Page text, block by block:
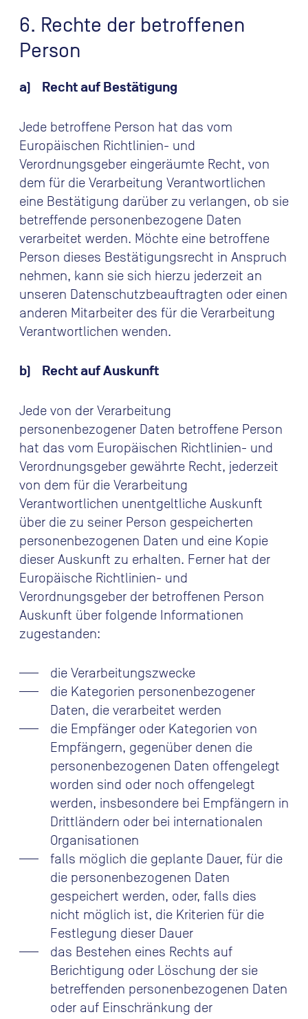
6. Rechte der betroffenen
Person
a) Recht auf Bestätigung
Jede betroffene Person hat das vom
Europäischen Richtlinien- und
Verordnungsgeber eingeräumte Recht, von
dem für die Verarbeitung Verantwortlichen
eine Bestätigung darüber zu verlangen, ob sie
betreffende personenbezogene Daten
verarbeitet werden. Möchte eine betroffene
Person dieses Bestätigungsrecht in Anspruch
nehmen, kann sie sich hierzu jederzeit an
unseren Datenschutzbeauftragten oder einen
anderen Mitarbeiter des für die Verarbeitung
Verantwortlichen wenden.
b) Recht auf Auskunft
Jede von der Verarbeitung
personenbezogener Daten betroffene Person
hat das vom Europäischen Richtlinien- und
Verordnungsgeber gewährte Recht, jederzeit
von dem für die Verarbeitung
Verantwortlichen unentgeltliche Auskunft
über die zu seiner Person gespeicherten
personenbezogenen Daten und eine Kopie
dieser Auskunft zu erhalten. Ferner hat der
Europäische Richtlinien- und
Verordnungsgeber der betroffenen Person
Auskunft über folgende Informationen
zugestanden:
die Verarbeitungszwecke
die Kategorien personenbezogener
Daten, die verarbeitet werden
die Empfänger oder Kategorien von
Empfängern, gegenüber denen die
personenbezogenen Daten offengelegt
worden sind oder noch offengelegt
werden, insbesondere bei Empfängern in
Drittländern oder bei internationalen
Organisationen
falls möglich die geplante Dauer, für die
die personenbezogenen Daten
gespeichert werden, oder, falls dies
nicht möglich ist, die Kriterien für die
Festlegung dieser Dauer
das Bestehen eines Rechts auf
Berichtigung oder Löschung der sie
betreffenden personenbezogenen Daten
oder auf Einschränkung der